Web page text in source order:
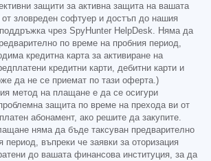
защити за активна защита на вашата
от зловреден софтуер и достъп до нашия
поддръжка чрез SpyHunter HelpDesk. Няма да
по време на пробния период,
кредитна карта за активиране на
кредитни карти, дебитни карти и
да не се приемат по тази оферта.)
метод на плащане е да се осигури
защита по време на прехода ви от
абонамент, ако решите да закупите.
няма да бъде таксуван предварително
период, въпреки че заявки за оторизация
до вашата финансова институция, за да